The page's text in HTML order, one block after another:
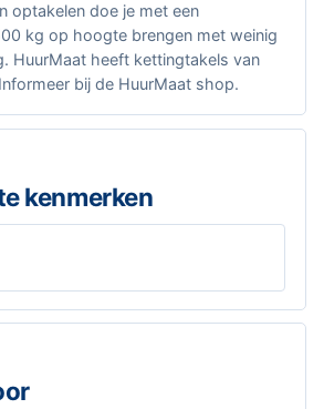
optakelen doe je met een
kg op hoogte brengen met weinig
HuurMaat heeft kettingtakels van
bij de HuurMaat shop.
kenmerken